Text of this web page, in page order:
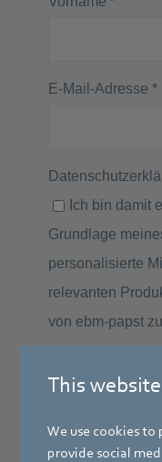
This
We use cookies to
provide social